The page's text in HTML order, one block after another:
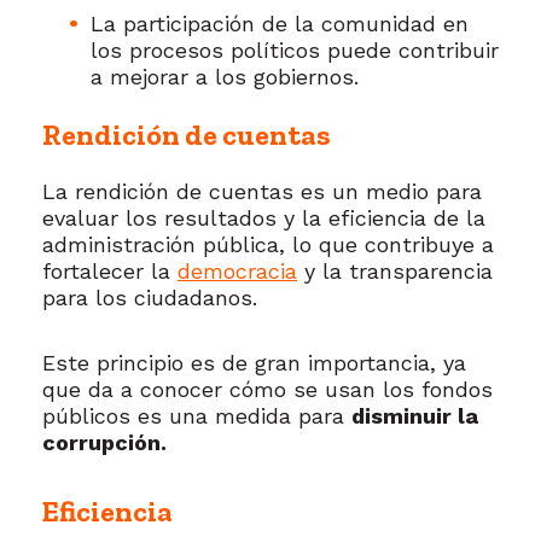
La participación de la comunidad en
los procesos políticos puede contribuir
a mejorar a los gobiernos.
Rendición de cuentas
La rendición de cuentas es un medio para
evaluar los resultados y la eficiencia de la
administración pública, lo que contribuye a
fortalecer la democracia y la transparencia
para los ciudadanos.
Este principio es de gran importancia, ya
que da a conocer cómo se usan los fondos
públicos es una medida para disminuir la
corrupción.
Eficiencia